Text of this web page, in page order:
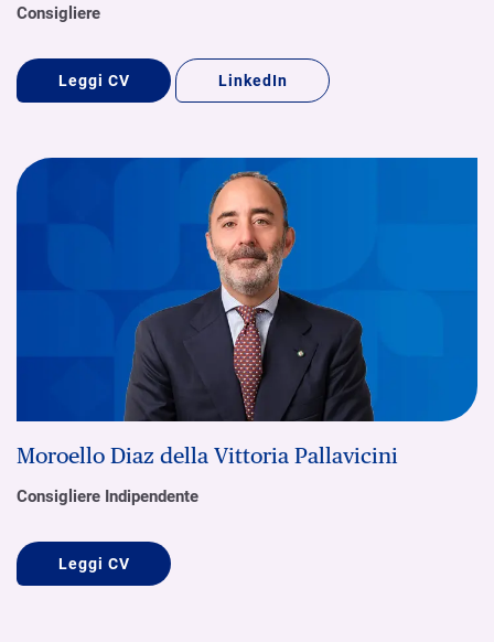
Consigliere
Leggi CV LinkedIn
Moroello Diaz della Vittoria Pallavicini
Consigliere Indipendente
Leggi CV